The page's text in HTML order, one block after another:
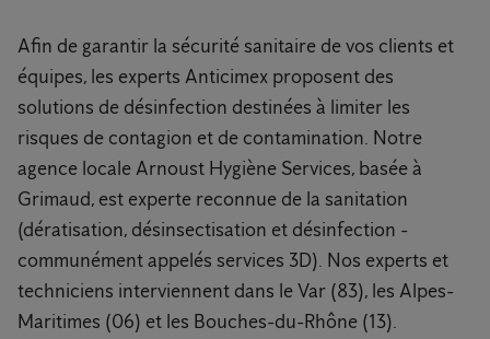
Afin de garantir la sécurité sanitaire de vos clients et
équipes, les experts Anticimex proposent des
solutions de désinfection destinées à limiter les
risques de contagion et de contamination. Notre
agence locale Arnoust Hygiène Services, basée à
Grimaud, est experte reconnue de la sanitation
(dératisation, désinsectisation et désinfection -
communément appelés services 3D). Nos experts et
techniciens interviennent dans le Var (83), les Alpes-
Maritimes (06) et les Bouches-du-Rhône (13).